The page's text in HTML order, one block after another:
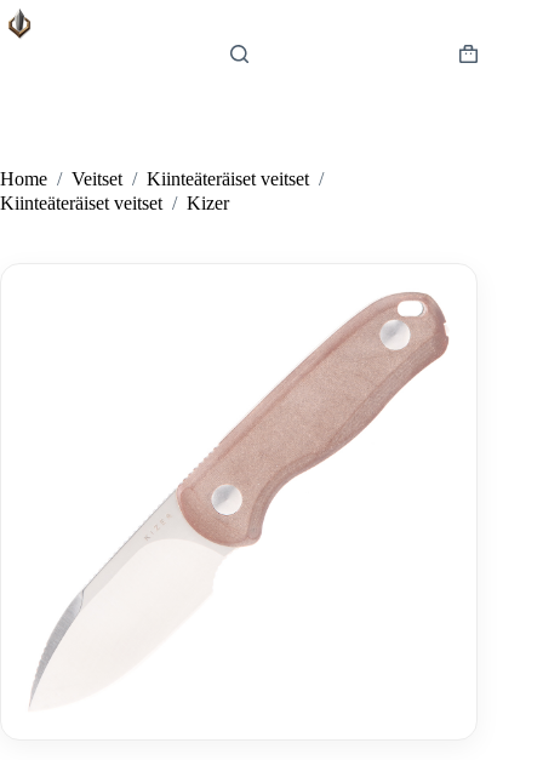
Skip
to
Shopping
Home / Veitset / Kiinteäteräiset veitset /
Kiinteäteräiset veitset / Kizer